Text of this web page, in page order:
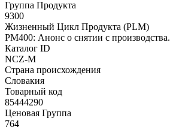
Группа Продукта
9300
Жизненный Цикл Продукта (PLM)
PM400: Анонс о снятии с производства.
Каталог ID
NCZ-M
Страна происхождения
Словакия
Товарный код
85444290
Ценовая Группа
764